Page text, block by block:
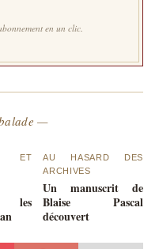
en un clic.
—
ET
les
AU HASARD DES
ARCHIVES
Un manuscrit de
Blaise Pascal
découvert